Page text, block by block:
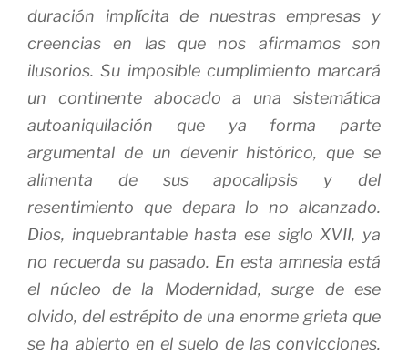
duración implícita de nuestras empresas y
creencias en las que nos afirmamos son
ilusorios. Su imposible cumplimiento marcará
un continente abocado a una sistemática
autoaniquilación que ya forma parte
argumental de un devenir histórico, que se
alimenta de sus apocalipsis y del
resentimiento que depara lo no alcanzado.
Dios, inquebrantable hasta ese siglo XVII, ya
no recuerda su pasado. En esta amnesia está
el núcleo de la Modernidad, surge de ese
olvido, del estrépito de una enorme grieta que
se ha abierto en el suelo de las convicciones.